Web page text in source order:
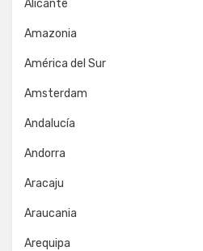
Alicante
Amazonia
América del Sur
Amsterdam
Andalucía
Andorra
Aracaju
Araucania
Arequipa